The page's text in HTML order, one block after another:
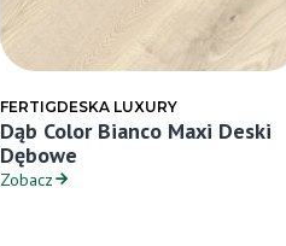
FERTIGDESKA LUXURY
Dąb Color Bianco Maxi Deski
Dębowe
Zobacz